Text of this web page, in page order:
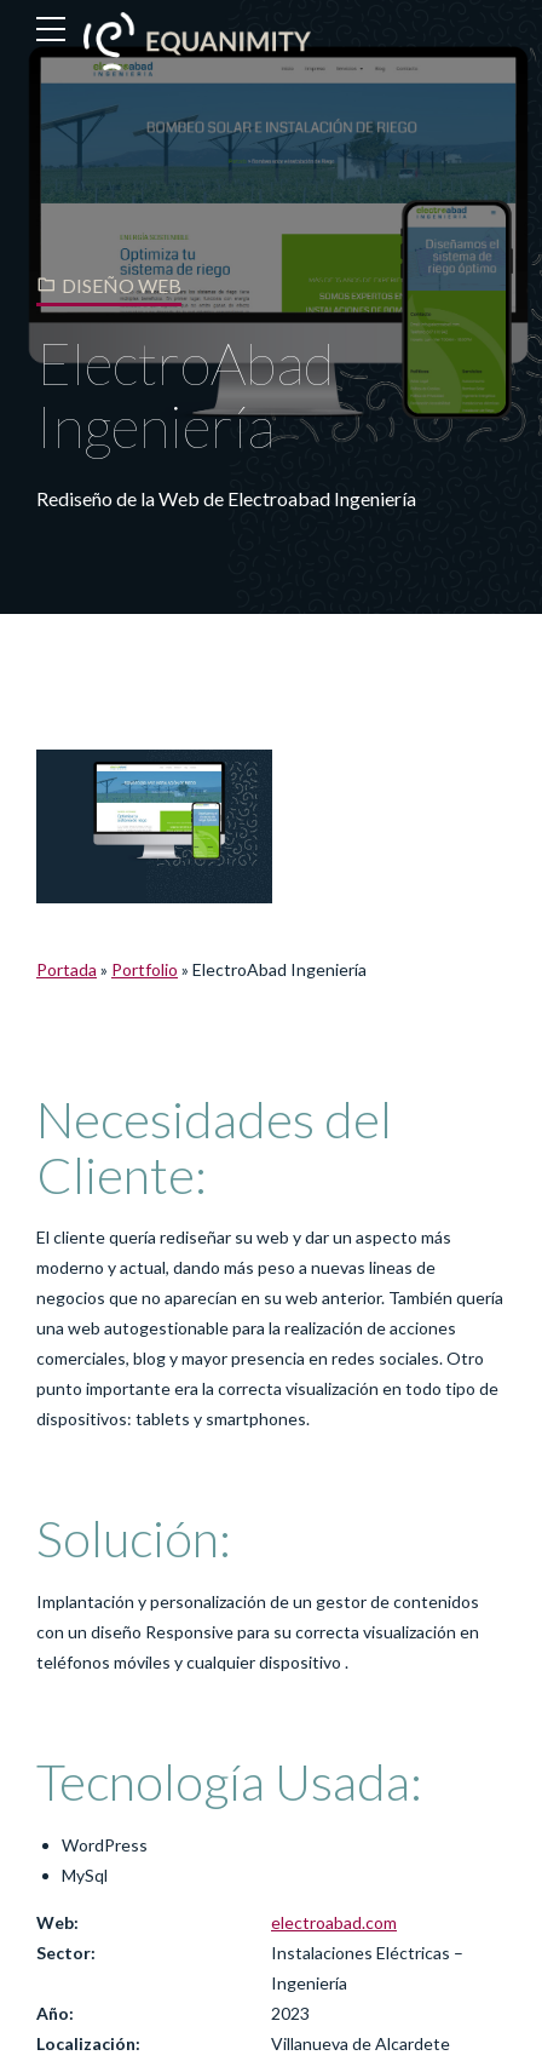
DISEÑO WEB
ElectroAbad
Ingeniería
Rediseño de la Web de Electroabad Ingeniería
Portada » Portfolio » ElectroAbad Ingeniería
Necesidades del
Cliente:
El cliente quería rediseñar su web y dar un aspecto más
moderno y actual, dando más peso a nuevas lineas de
negocios que no aparecían en su web anterior. También quería
una web autogestionable para la realización de acciones
comerciales, blog y mayor presencia en redes sociales. Otro
punto importante era la correcta visualización en todo tipo de
dispositivos: tablets y smartphones.
Solución:
Implantación y personalización de un gestor de contenidos
con un diseño Responsive para su correcta visualización en
teléfonos móviles y cualquier dispositivo .
Tecnología Usada:
WordPress
MySql
Web:
electroabad.com
Sector:
Instalaciones Eléctricas –
Ingeniería
Año:
2023
Localización:
Villanueva de Alcardete